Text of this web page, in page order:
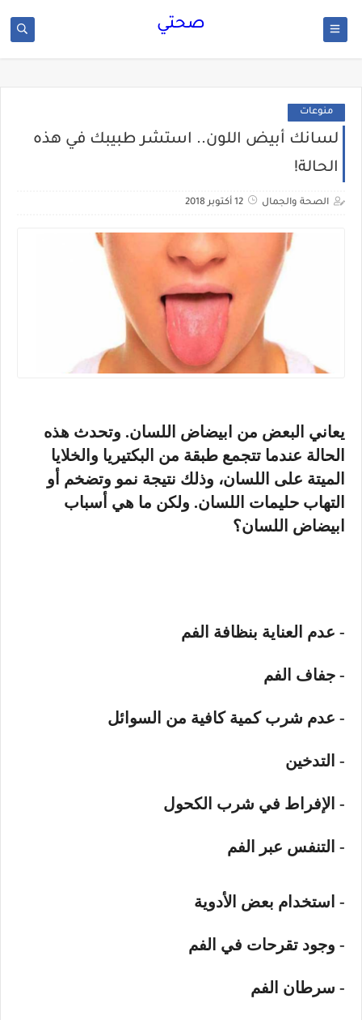
صحتي
منوعات
لسانك أبيض اللون.. استشر طبيبك في هذه
الحالة!
الصحة والجمال 12 أكتوبر 2018
يعاني البعض من ابيضاض اللسان. وتحدث هذه
الحالة عندما تتجمع طبقة من البكتيريا والخلايا
الميتة على اللسان، وذلك نتيجة نمو وتضخم أو
التهاب حليمات اللسان. ولكن ما هي أسباب
ابيضاض اللسان؟
- عدم العناية بنظافة الفم
- جفاف الفم
- عدم شرب كمية كافية من السوائل
- التدخين
- الإفراط في شرب الكحول
- التنفس عبر الفم
- استخدام بعض الأدوية
- وجود تقرحات في الفم
- سرطان الفم